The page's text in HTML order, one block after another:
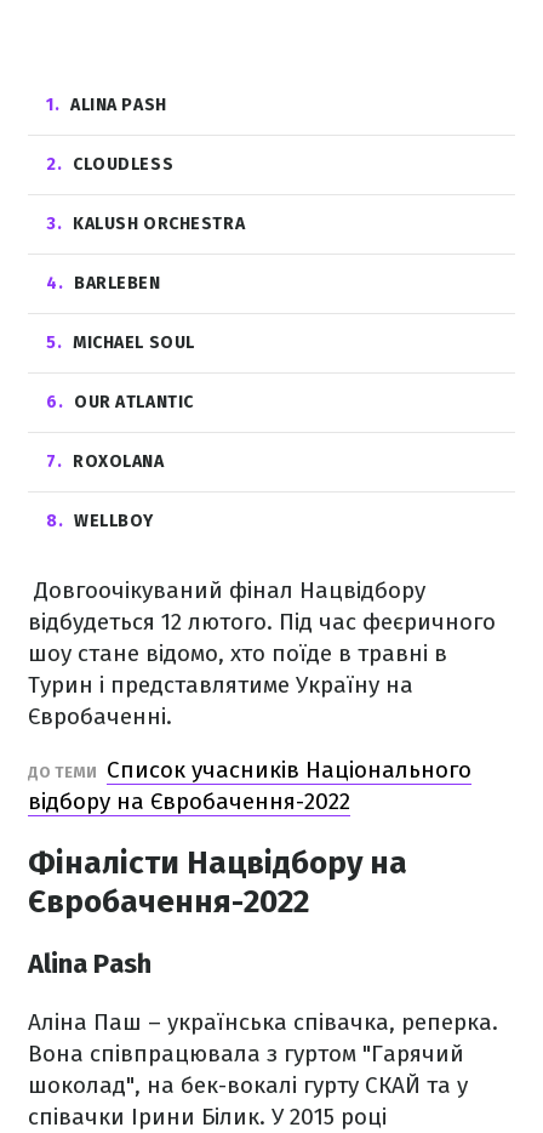
1 ALINA PASH
2 CLOUDLESS
3 KALUSH ORCHESTRA
4 BARLEBEN
5 MICHAEL SOUL
6 OUR ATLANTIС
7 ROXOLANA
8 WELLBOY
Довгоочікуваний фінал Нацвідбору
відбудеться 12 лютого. Під час феєричного
шоу стане відомо, хто поїде в травні в
Турин і представлятиме Україну на
Євробаченні.
ДО ТЕМИ
Список учасників Національного
відбору на Євробачення-2022
Фіналісти Нацвідбору на
Євробачення-2022
Alina Pash
Аліна Паш – українська співачка, реперка.
Вона співпрацювала з гуртом "Гарячий
шоколад", на бек-вокалі гурту СКАЙ та у
співачки Ірини Білик. У 2015 році